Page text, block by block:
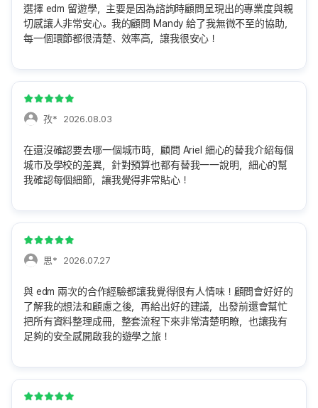
選擇 edm 留遊學，主要是因為諮詢時顧問呈現出的專業度與親
切感讓人非常安心。我的顧問 Mandy 給了我無微不至的協助，
每一個環節都很清楚、效率高，讓我很安心！
孜* 2026.08.03
在還沒確認要去哪一個城市時，顧問 Ariel 細心的替我介紹每個
城市及學校的差異，針對預算也都有替我一一說明，細心的幫
我確認每個細節，讓我覺得非常貼心！
思* 2026.07.27
與 edm 兩次的合作經驗都讓我覺得很有人情味！顧問會好好的
了解我的想法和顧慮之後，再給出好的建議，出發前還會幫忙
把所有資料整理成冊，整套流程下來非常清楚明瞭，也讓我有
足夠的安全感開啟我的遊學之旅！